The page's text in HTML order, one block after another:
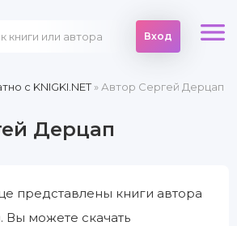
Вход
c KNIGKI.NET» Автор Сергей Дерцап
Дерцап
представлены книги автора
Вы можете скачать